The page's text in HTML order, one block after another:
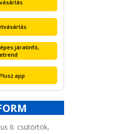
járatinfó,
app
6. csütörtök,